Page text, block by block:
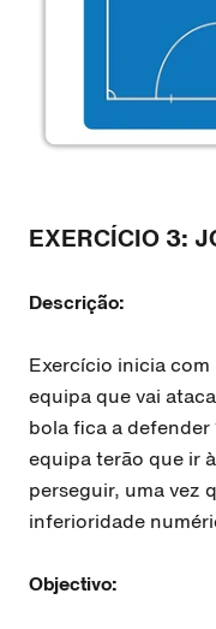
EXERCÍCIO 3:
Descrição:
Exercício inicia
equipa que vai
bola fica a defender
equipa terão que ir
perseguir, uma vez
inferioridade
Objectivo: